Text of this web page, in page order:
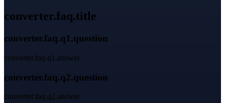
converter.faq.title
converter.faq.q1.question
converter.faq.q1.answer
converter.faq.q2.question
converter.faq.q2.answer